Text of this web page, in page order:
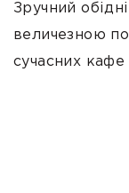
Зручний
величезною
сучасних кафе